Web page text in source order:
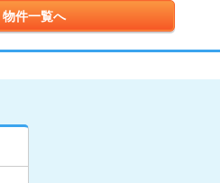
物件一覧へ